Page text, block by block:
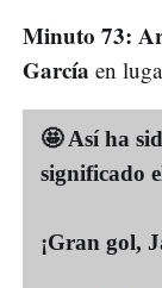
Minuto 73:
García en
🤩 Así ha
significado
¡Gran gol,